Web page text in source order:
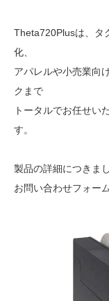
Theta720Plusは、タ
化、
アパレルや小売業向
クまで
トータルでお任せい
す。
製品の詳細につきま
お問い合わせフォー